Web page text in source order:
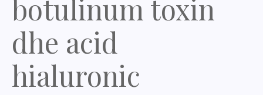
botulinum toxin
dhe acid
hialuronic